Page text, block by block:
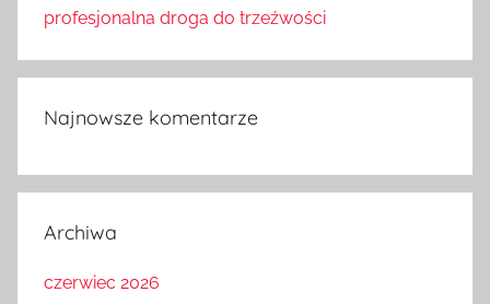
profesjonalna droga do trzeźwości
Najnowsze komentarze
Archiwa
czerwiec 2026